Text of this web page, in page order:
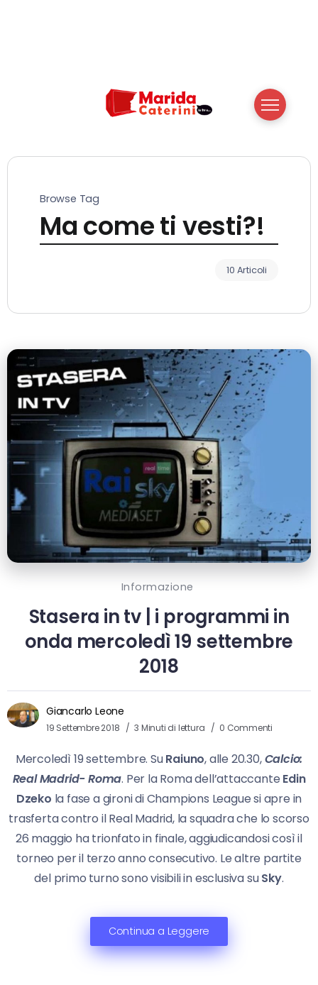
Browse Tag
Ma come ti vesti?!
10 Articoli
Informazione
Stasera in tv | i programmi in
onda mercoledì 19 settembre
2018
Giancarlo Leone
19 Settembre 2018 3 Minuti di lettura 0 Commenti
Mercoledì 19 settembre. SuRaiuno, alle 20.30,Calcio:
Real Madrid- Roma. Per la Roma dell’attaccante Edin
Dzeko la fase a gironi di Champions League si apre in
trasferta contro il Real Madrid, la squadra che lo scorso
26 maggio ha trionfato in finale, aggiudicandosi così il
torneo per il terzo anno consecutivo. Le altre partite
del primo turno sono visibili in esclusiva suSky.
Continua a Leggere